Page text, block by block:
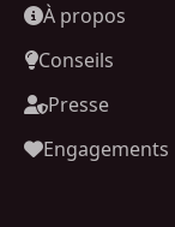
À propos
Conseils
Presse
Engagements